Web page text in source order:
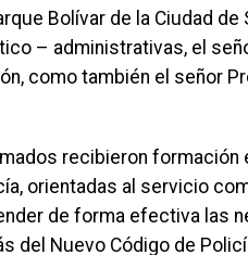
Bolívar de la Ciudad
– administrativas, el
como también el señor
recibieron formación
orientadas al servicio
de forma efectiva las
del Nuevo Código de